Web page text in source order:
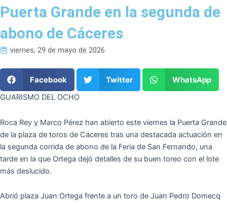
Puerta Grande en la segunda de
abono de Cáceres
viernes, 29 de mayo de 2026
Facebook Twitter WhatsApp
GUARISMO DEL OCHO
Roca Rey y Marco Pérez han abierto este viernes la Puerta Grande
de la plaza de toros de Cáceres tras una destacada actuación en
la segunda corrida de abono de la Feria de San Fernando, una
tarde en la que Ortega dejó detalles de su buen toreo con el lote
más deslucido.
Abrió plaza Juan Ortega frente a un toro de Juan Pedro Domecq